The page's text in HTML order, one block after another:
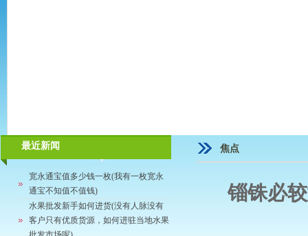
最近新闻
宽永通宝值多少钱一枚(我有一枚宽永
通宝不知值不值钱)
水果批发新手如何进货(没有人脉没有
客户只有优质货源，如何进驻当地水果
焦点
锱铢必